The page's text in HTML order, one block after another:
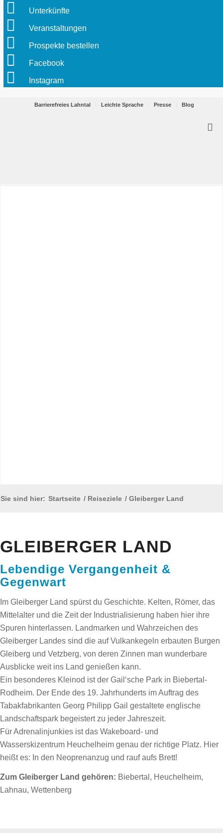
Unterkünfte
Veranstaltungen
Prospekte bestellen
Facebook
Instagram
Barrierefreies Lahntal Leichte Sprache Presse Blog
Sie sind hier: Startseite / Reiseziele / Gleiberger Land
GLEIBERGER LAND
Lebendige Vergangenheit &
Gegenwart
Im Gleiberger Land spürst du Geschichte. Kelten, Römer, das
Mittelalter und die Zeit der Industrialisierung haben hier ihre
Spuren hinterlassen. Landmarken und Wahrzeichen des
Gleiberger Landes sind die auf Vulkankegeln erbauten Burgen
Gleiberg und Vetzberg, von deren Zinnen man wunderbare
Ausblicke weit ins Land genießen kann.
Ein besonderes Kleinod ist der Gail‘sche Park in Biebertal-
Rodheim. Der Ende des 19. Jahrhunderts im Auftrag des
Tabakfabrikanten Georg Philipp Gail gestaltete englische
Landschaftspark begeistert zu jeder Jahreszeit.
Für Adrenalinjunkies ist das Wakeboard- und
Wasserskizentrum Heuchelheim genau der richtige Platz. Hier
heißt es: In den Neoprenanzug und rauf aufs Brett!
Zum Gleiberger Land gehören: Biebertal, Heuchelheim,
Lahnau, Wettenberg